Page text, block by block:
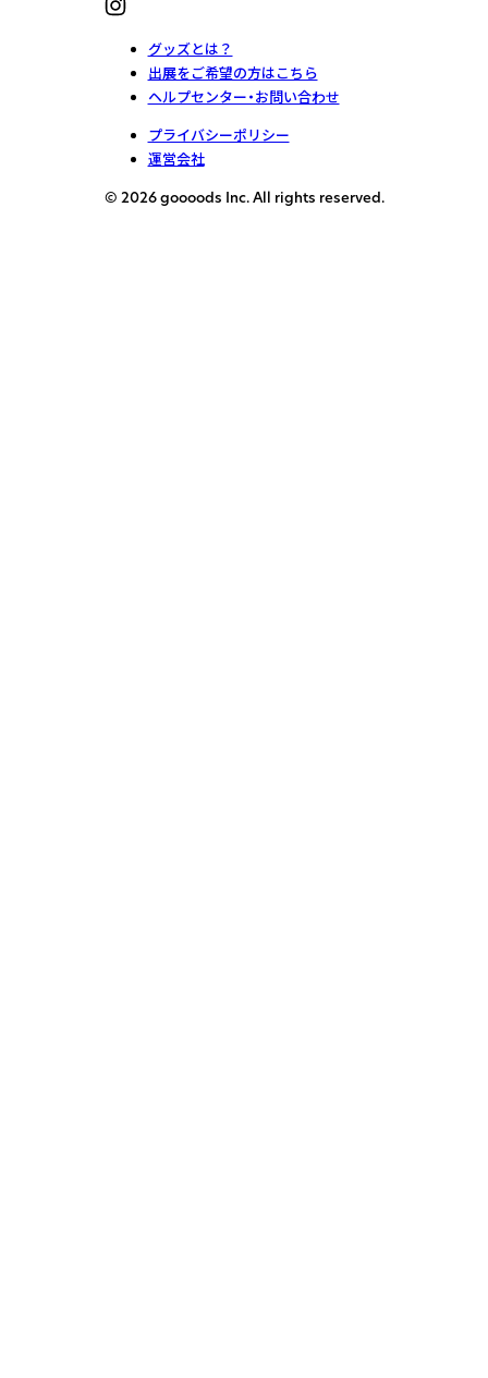
グッズとは？
出展をご希望の方はこちら
ヘルプセンター・お問い合わせ
プライバシーポリシー
運営会社
© 2026 goooods Inc. All rights reserved.